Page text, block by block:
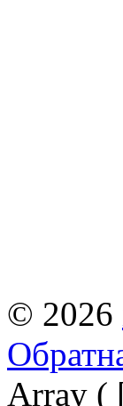
© 2026
Array (